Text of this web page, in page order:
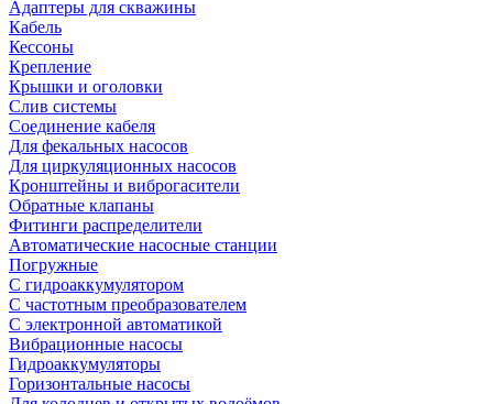
Адаптеры для скважины
Кабель
Кессоны
Крепление
Крышки и оголовки
Слив системы
Соединение кабеля
Для фекальных насосов
Для циркуляционных насосов
Кронштейны и виброгасители
Обратные клапаны
Фитинги распределители
Автоматические насосные станции
Погружные
С гидроаккумулятором
С частотным преобразователем
С электронной автоматикой
Вибрационные насосы
Гидроаккумуляторы
Горизонтальные насосы